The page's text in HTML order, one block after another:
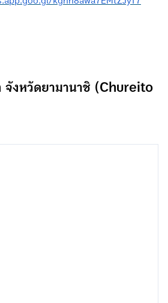
จังหวัดยามานาชิ (Chureito